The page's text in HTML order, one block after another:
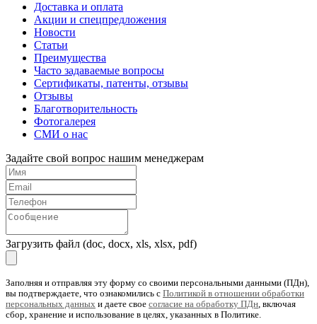
Доставка и оплата
Акции и спецпредложения
Новости
Статьи
Преимущества
Часто задаваемые вопросы
Сертификаты, патенты, отзывы
Отзывы
Благотворительность
Фотогалерея
СМИ о нас
Задайте свой вопрос нашим менеджерам
Загрузить файл (doc, docx, xls, xlsx, pdf)
Заполняя и отправляя эту форму со своими персональными данными (ПДн),
вы подтверждаете, что ознакомились с Политикой в отношении обработки
персональных данных и даете свое согласие на обработку ПДн, включая
сбор, хранение и использование в целях, указанных в Политике.